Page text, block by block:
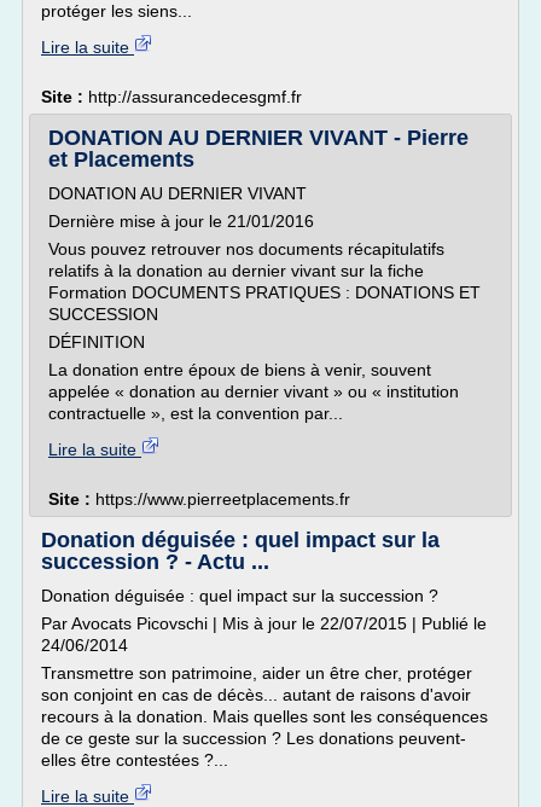
protéger les siens...
Lire la suite
Site : http://assurancedecesgmf.fr
DONATION AU DERNIER VIVANT - Pierre
et Placements
DONATION AU DERNIER VIVANT
Dernière mise à jour le 21/01/2016
Vous pouvez retrouver nos documents récapitulatifs
relatifs à la donation au dernier vivant sur la fiche
Formation DOCUMENTS PRATIQUES : DONATIONS ET
SUCCESSION
DÉFINITION
La donation entre époux de biens à venir, souvent
appelée « donation au dernier vivant » ou « institution
contractuelle », est la convention par...
Lire la suite
Site : https://www.pierreetplacements.fr
Donation déguisée : quel impact sur la
succession ? - Actu ...
Donation déguisée : quel impact sur la succession ?
Par Avocats Picovschi | Mis à jour le 22/07/2015 | Publié le
24/06/2014
Transmettre son patrimoine, aider un être cher, protéger
son conjoint en cas de décès... autant de raisons d'avoir
recours à la donation. Mais quelles sont les conséquences
de ce geste sur la succession ? Les donations peuvent-
elles être contestées ?...
Lire la suite